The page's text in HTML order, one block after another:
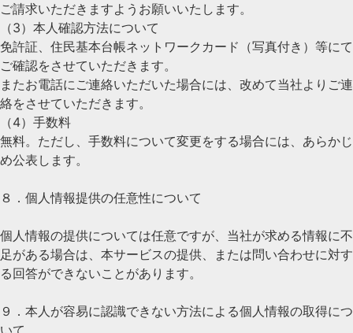
ご請求いただきますようお願いいたします。
（3）本人確認方法について
免許証、住民基本台帳ネットワークカード（写真付き）等にて
ご確認をさせていただきます。
またお電話にご連絡いただいた場合には、改めて当社よりご連
絡をさせていただきます。
（4）手数料
無料。ただし、手数料について変更をする場合には、あらかじ
め公表します。
８．個人情報提供の任意性について
個人情報の提供については任意ですが、当社が求める情報に不
足がある場合は、本サービスの提供、または問い合わせに対す
る回答ができないことがあります。
９．本人が容易に認識できない方法による個人情報の取得につ